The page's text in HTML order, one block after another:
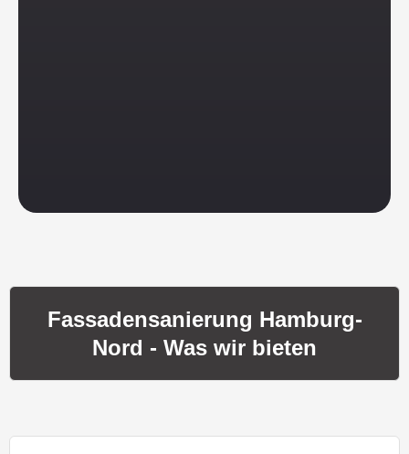
Fassadensanierung Hamburg-
Nord - Was wir bieten